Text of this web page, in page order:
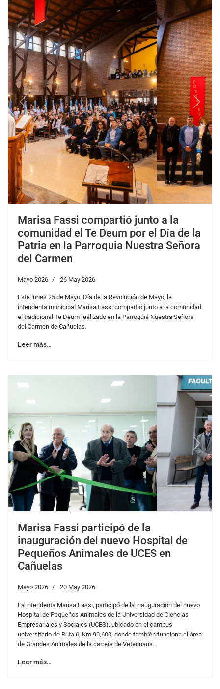
Previous Next
Marisa Fassi compartió junto a la
comunidad el Te Deum por el Día de la
Patria en la Parroquia Nuestra Señora
del Carmen
Mayo 2026 26 May 2026
Este lunes 25 de Mayo, Día de la Revolución de Mayo, la
intendenta municipal Marisa Fassi compartió junto a la comunidad
el tradicional Te Deum realizado en la Parroquia Nuestra Señora
del Carmen de Cañuelas.
Leer más…
Previous Next
Marisa Fassi participó de la
inauguración del nuevo Hospital de
Pequeños Animales de UCES en
Cañuelas
Mayo 2026 20 May 2026
La intendenta Marisa Fassi, participó de la inauguración del nuevo
Hospital de Pequeños Animales de la Universidad de Ciencias
Empresariales y Sociales (UCES), ubicado en el campus
universitario de Ruta 6, Km 90,600, donde también funciona el área
de Grandes Animales de la carrera de Veterinaria.
Leer más…